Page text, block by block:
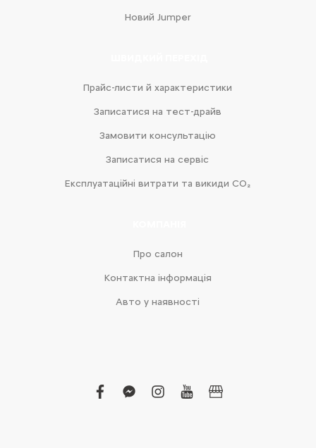
Новий Jumper
Прайс-листи й характеристики
Записатися на тест-драйв
Замовити консультацію
Записатися на сервіс
Експлуатаційні витрати та викиди CO₂
Про салон
Контактна інформація
Авто у наявності
facebook
facebook-
instagram
youtubebusiness